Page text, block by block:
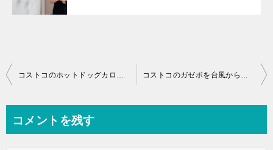
投
ビ
コストコのホットドッグカロリーはどれくらい？糖質やタンパク質は？ コストコのガゼボを台風から守る！値段、設置、強度、そして補強方法
コメントを残す